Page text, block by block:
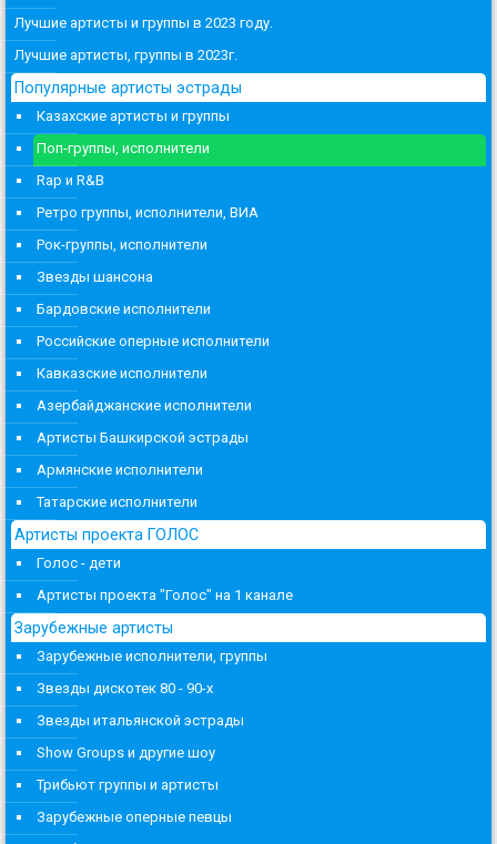
Лучшие артисты и группы в 2023 году.
Лучшие артисты, группы в 2023г.
Популярные артисты эстрады
Казахские артисты и группы
Поп-группы, исполнители
Rap и R&B
Ретро группы, исполнители, ВИА
Рок-группы, исполнители
Звезды шансона
Бардовские исполнители
Российские оперные исполнители
Кавказские исполнители
Азербайджанские исполнители
Артисты Башкирской эстрады
Армянские исполнители
Татарские исполнители
Артисты проекта ГОЛОС
Голос - дети
Артисты проекта "Голос" на 1 канале
Зарубежные артисты
Зарубежные исполнители, группы
Звезды дискотек 80 - 90-х
Звезды итальянской эстрады
Show Groups и другие шоу
Трибьют группы и артисты
Зарубежные оперные певцы